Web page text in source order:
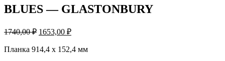
BLUES — GLASTONBURY
1740,00₽ 1653,00 ₽
Планка 914,4 х 152,4 мм